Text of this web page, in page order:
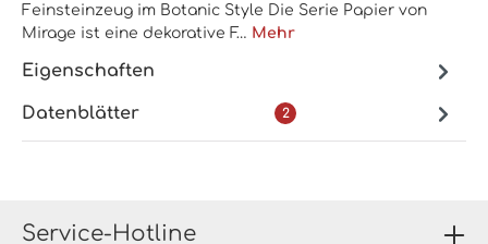
Feinsteinzeug im Botanic Style Die Serie Papier von
Mirage ist eine dekorative F… Mehr
Eigenschaften
Datenblätter 2
Service-Hotline